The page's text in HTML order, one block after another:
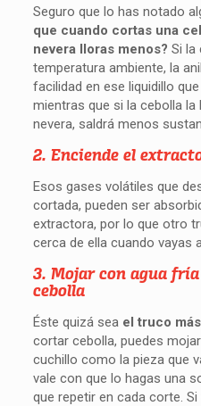
Seguro que lo has notado
que cuando cortas una
nevera lloras menos? Si la
temperatura ambiente, la
facilidad en ese liquidillo
mientras que si la cebolla
nevera, saldrá menos
2. Enciende el
Esos gases volátiles que
cortada, pueden ser
extractora, por lo que otro
cerca de ella cuando vayas
3. Mojar con agua
cebolla
Éste quizá sea el truco
cortar cebolla, puedes
cuchillo como la pieza que
vale con que lo hagas una
que repetir en cada corte.